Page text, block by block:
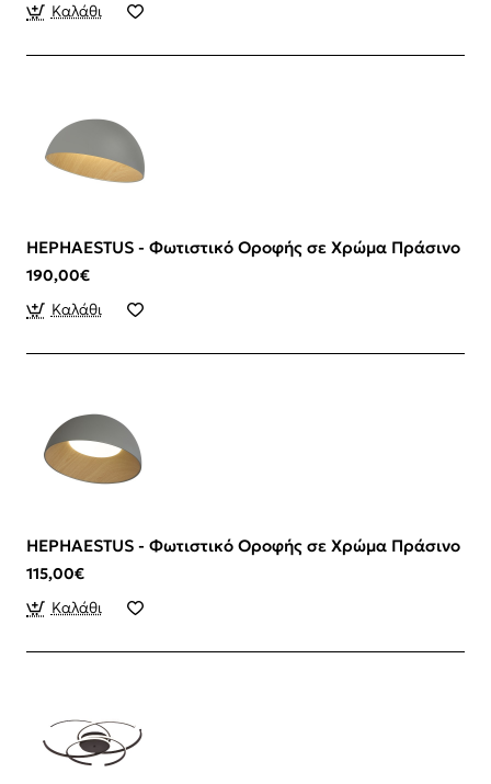
Καλάθι
HEPHAESTUS - Φωτιστικό Οροφής σε Χρώμα Πράσινο
190,00€
Καλάθι
HEPHAESTUS - Φωτιστικό Οροφής σε Χρώμα Πράσινο
115,00€
Καλάθι